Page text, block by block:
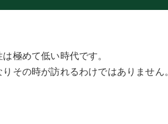
極めて低い時代です。
その時が訪れるわけではありません。